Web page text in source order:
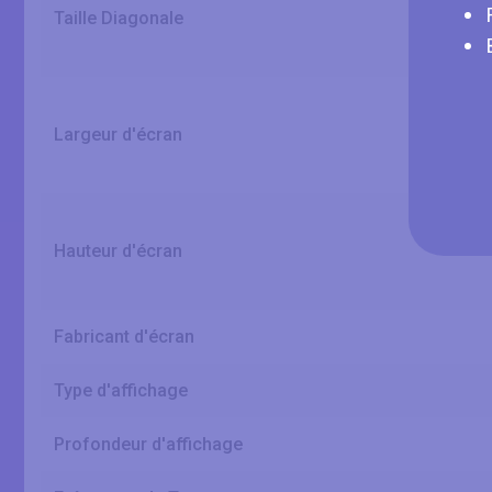
Taille Diagonale
Largeur d'écran
Hauteur d'écran
Fabricant d'écran
Type d'affichage
Profondeur d'affichage